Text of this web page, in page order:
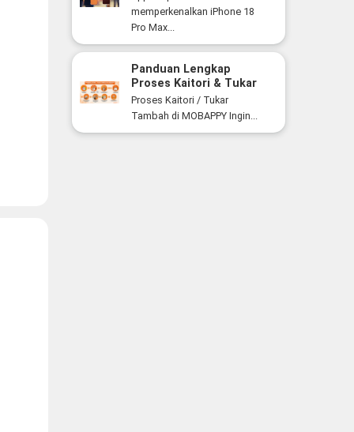
yang Siap Hadir Tahun
Ini
memperkenalkan iPhone 18
Pro Max...
Panduan Lengkap
Proses Kaitori & Tukar
Tambah Smartphone di
MOBAPPY
Proses Kaitori / Tukar
Tambah di MOBAPPY Ingin...